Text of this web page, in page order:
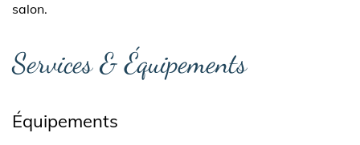
salon.
Services & Équipements
Équipements